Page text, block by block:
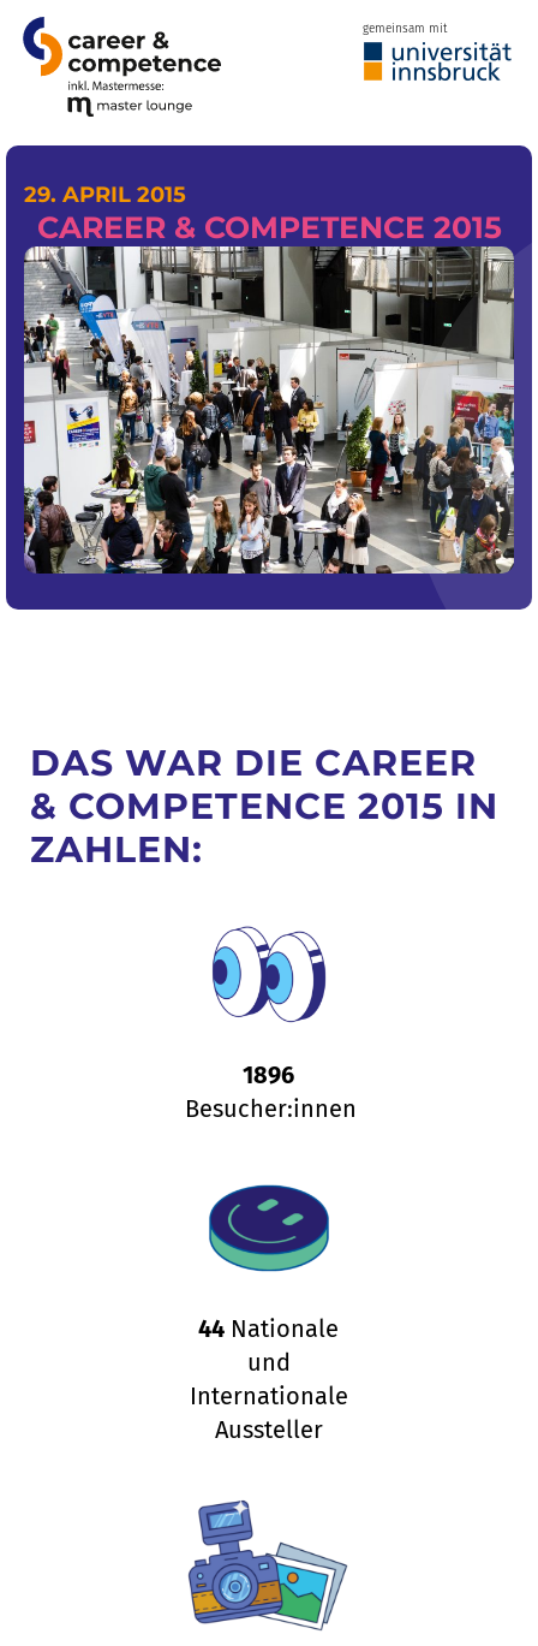
gemeinsam mit
29. APRIL 2015
CAREER & COMPETENCE 2015
DAS WAR DIE CAREER
& COMPETENCE 2015 IN
ZAHLEN:
1896
Besucher:innen
44 Nationale
und
Internationale
Aussteller